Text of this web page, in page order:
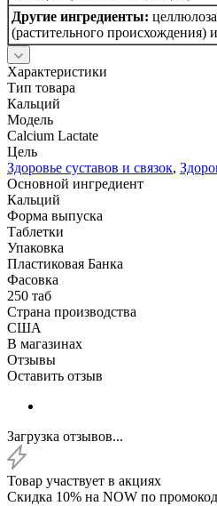
Другие ингредиенты:
(растительного происхождения)
Характеристики
Тип товара
Кальций
Модель
Calcium Lactate
Цель
Здоровье суставов и связок,
Основной ингредиент
Кальций
Форма выпуска
Таблетки
Упаковка
Пластиковая Банка
Фасовка
250 таб
Страна производства
США
В магазинах
Отзывы
Оставить отзыв
Загрузка отзывов...
Товар участвует в акциях
Скидка 10% на NOW по